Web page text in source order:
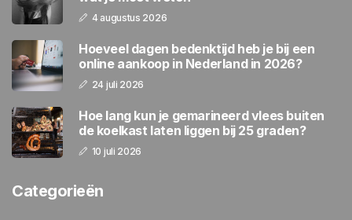
4 augustus 2026
Hoeveel dagen bedenktijd heb je bij een
online aankoop in Nederland in 2026?
24 juli 2026
Hoe lang kun je gemarineerd vlees buiten
de koelkast laten liggen bij 25 graden?
10 juli 2026
Categorieën